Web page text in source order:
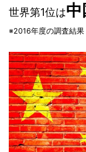
世界第1位は中
※2016年度の調査結果